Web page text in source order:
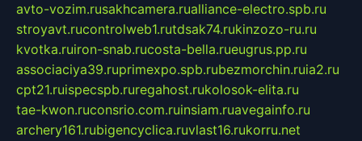
avto-vozim.rusakhcamera.rualliance-electro.spb.ru
stroyavt.rucontrolweb1.rutdsak74.rukinzozo-ru.ru
kvotka.ruiron-snab.rucosta-bella.rueugrus.pp.ru
associaciya39.ruprimexpo.spb.rubezmorchin.ruia2.ru
cpt21.ruispecspb.ruregahost.rukolosok-elita.ru
tae-kwon.ruconsrio.com.ruinsiam.ruavegainfo.ru
archery161.rubigencyclica.ruvlast16.rukorru.net